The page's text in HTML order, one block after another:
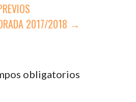
2017/2018 →
obligatorios